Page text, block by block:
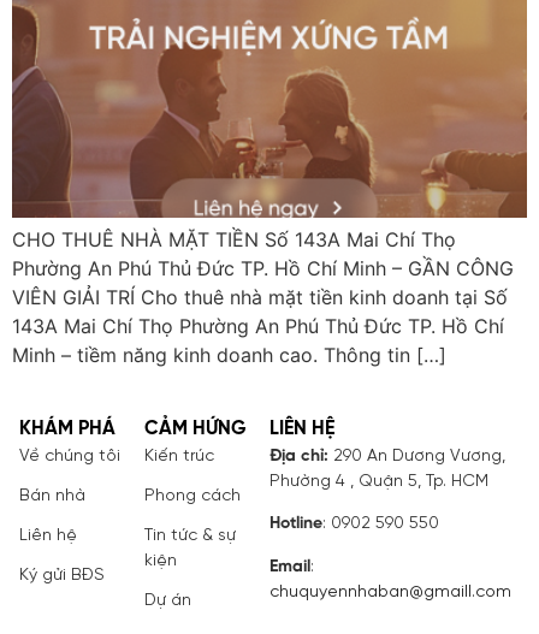
CHO THUÊ NHÀ MẶT TIỀN Số 143A Mai Chí Thọ
Phường An Phú Thủ Đức TP. Hồ Chí Minh – GẦN CÔNG
VIÊN GIẢI TRÍ Cho thuê nhà mặt tiền kinh doanh tại Số
143A Mai Chí Thọ Phường An Phú Thủ Đức TP. Hồ Chí
Minh – tiềm năng kinh doanh cao. Thông tin […]
KHÁM PHÁ
Về chúng tôi
Bán nhà
Liên hệ
Ký gửi BĐS
CẢM HỨNG
Kiến trúc
Phong cách
Tin tức & sự
kiện
Dự án
LIÊN HỆ
Địa chỉ: 290 An Dương Vương,
Phường 4 , Quận 5, Tp. HCM
Hotline: 0902 590 550
Email :
chuquyennhaban@gmaill.com